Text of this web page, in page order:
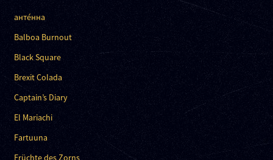
анте́нна
Balboa Burnout
Black Square
Brexit Colada
Captain’s Diary
El Mariachi
Fartuuna
Früchte des Zorns